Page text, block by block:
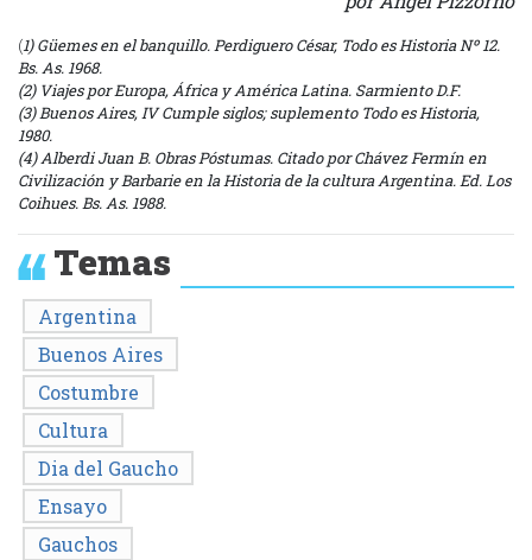
(1) Güemes en el banquillo. Perdiguero César, Todo es Historia Nº 12.
Bs. As. 1968.
(2) Viajes por Europa, África y América Latina. Sarmiento D.F.
(3) Buenos Aires, IV Cumple siglos; suplemento Todo es Historia,
1980.
(4) Alberdi Juan B. Obras Póstumas. Citado por Chávez Fermín en
Civilización y Barbarie en la Historia de la cultura Argentina. Ed. Los
Coihues. Bs. As. 1988.
Temas
Argentina
Buenos Aires
Costumbre
Cultura
Dia del Gaucho
Ensayo
Gauchos